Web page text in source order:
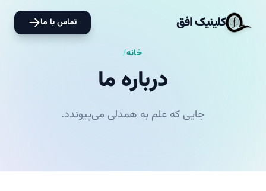
کلینیک افق تماس با ما
خانه/
درباره ما
جایی که علم به همدلی می‌پیوندد.